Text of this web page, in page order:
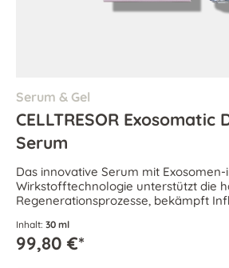
Serum & Gel
CELLTRESOR Exosomatic
Serum
Das innovative Serum mit
Wirkstofftechnologie unterstützt die
Regenerationsprozesse, bekämpft
Inhalt: 30 ml
99,80 €*